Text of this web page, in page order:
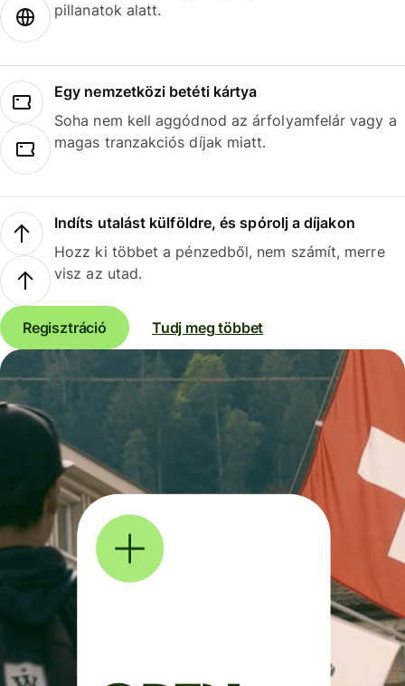
pillanatok alatt.
Egy nemzetközi betéti kártya
Soha nem kell aggódnod az árfolyamfelár vagy a
magas tranzakciós díjak miatt.
Indíts utalást külföldre, és spórolj a díjakon
Hozz ki többet a pénzedből, nem számít, merre
visz az utad.
Regisztráció Tudj meg többet